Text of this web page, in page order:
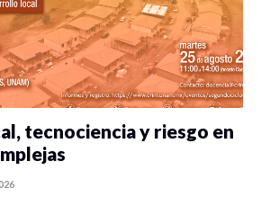
tecnociencia y riesgo en